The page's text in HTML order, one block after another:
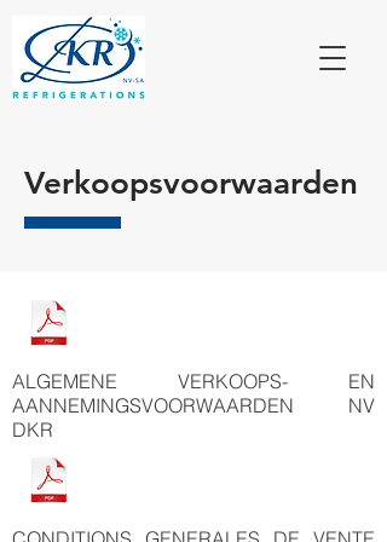
Verkoopsvoorwaarden
ALGEMENE VERKOOPS- EN
AANNEMINGSVOORWAARDEN NV
DKR